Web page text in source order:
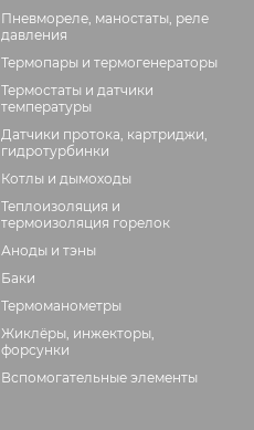
Пневмореле, маностаты, реле
давления
Термопары и термогенераторы
Термостаты и датчики
температуры
Датчики протока, картриджи,
гидротурбинки
Котлы и дымоходы
Теплоизоляция и
термоизоляция горелок
Аноды и тэны
Баки
Термоманометры
Жиклёры, инжекторы,
форсунки
Вспомогательные элементы